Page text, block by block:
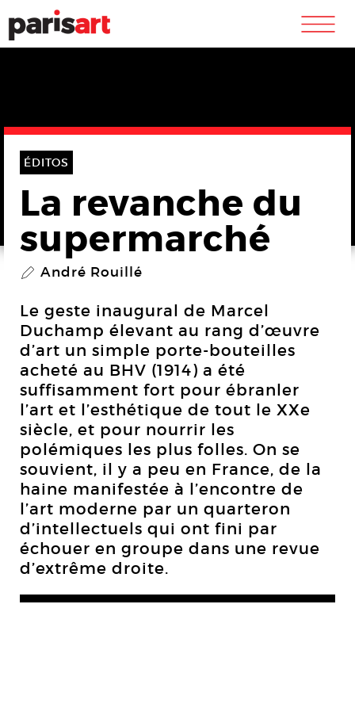
m
ÉDITOS
La revanche du
supermarché
P André Rouillé
Le geste inaugural de Marcel
Duchamp élevant au rang d’œuvre
d’art un simple porte-bouteilles
acheté au BHV (1914) a été
suffisamment fort pour ébranler
l’art et l’esthétique de tout le XXe
siècle, et pour nourrir les
polémiques les plus folles. On se
souvient, il y a peu en France, de la
haine manifestée à l’encontre de
l’art moderne par un quarteron
d’intellectuels qui ont fini par
échouer en groupe dans une revue
d’extrême droite.